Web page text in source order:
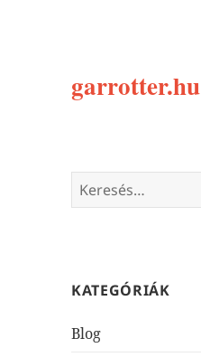
garrotter.hu
Keresés:
KATEGÓRIÁK
Blog